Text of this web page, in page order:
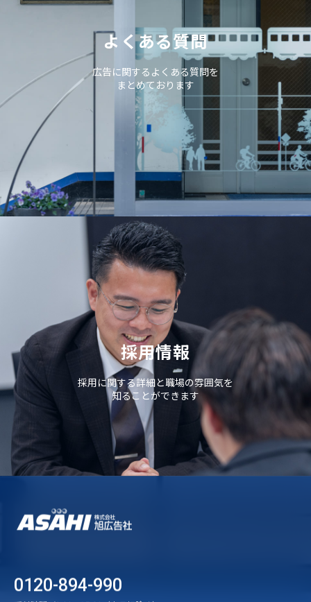
0120-894-990
よくある質問
広告に関するよくある質問を
まとめております
採用情報
採用に関する詳細と職場の雰囲気を
知ることができます